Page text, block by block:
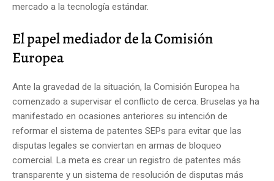
mercado a la tecnología estándar.
El papel mediador de la Comisión
Europea
Ante la gravedad de la situación, la Comisión Europea ha
comenzado a supervisar el conflicto de cerca. Bruselas ya ha
manifestado en ocasiones anteriores su intención de
reformar el sistema de patentes SEPs para evitar que las
disputas legales se conviertan en armas de bloqueo
comercial. La meta es crear un registro de patentes más
transparente y un sistema de resolución de disputas más